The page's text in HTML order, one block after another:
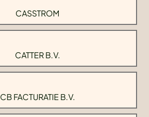
CASSTROM
CATTER B.V.
CB FACTURATIE B.V.